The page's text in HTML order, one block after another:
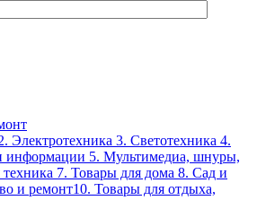
Электротехника 3. Светотехника 4.
информации 5. Мультимедиа, шнуры,
7. Товары для дома 8. Сад и
и ремонт10. Товары для отдыха,